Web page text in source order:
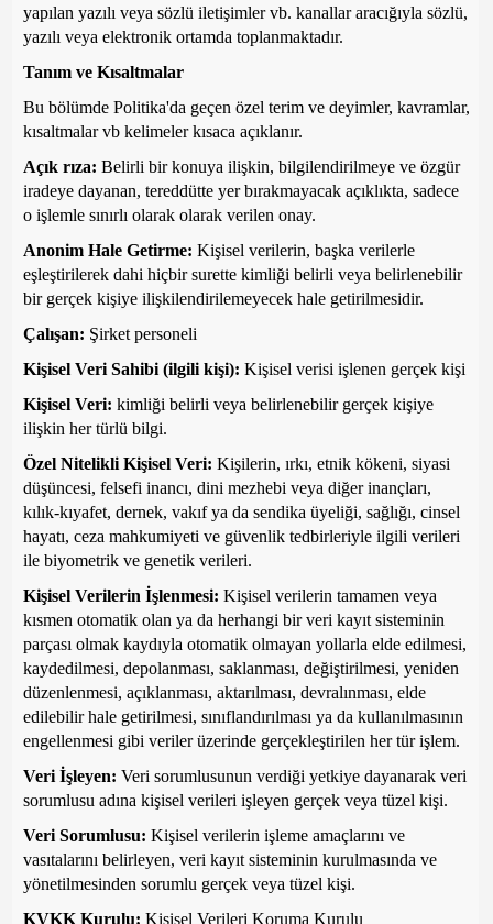
yapılan yazılı veya sözlü iletişimler vb. kanallar aracığıyla sözlü,
yazılı veya elektronik ortamda toplanmaktadır.
Tanım ve Kısaltmalar
Bu bölümde Politika'da geçen özel terim ve deyimler, kavramlar,
kısaltmalar vb kelimeler kısaca açıklanır.
Açık rıza: Belirli bir konuya ilişkin, bilgilendirilmeye ve özgür
iradeye dayanan, tereddütte yer bırakmayacak açıklıkta, sadece
o işlemle sınırlı olarak olarak verilen onay.
Anonim Hale Getirme: Kişisel verilerin, başka verilerle
eşleştirilerek dahi hiçbir surette kimliği belirli veya belirlenebilir
bir gerçek kişiye ilişkilendirilemeyecek hale getirilmesidir.
Çalışan: Şirket personeli
Kişisel Veri Sahibi (ilgili kişi): Kişisel verisi işlenen gerçek kişi
Kişisel Veri: kimliği belirli veya belirlenebilir gerçek kişiye
ilişkin her türlü bilgi.
Özel Nitelikli Kişisel Veri: Kişilerin, ırkı, etnik kökeni, siyasi
düşüncesi, felsefi inancı, dini mezhebi veya diğer inançları,
kılık-kıyafet, dernek, vakıf ya da sendika üyeliği, sağlığı, cinsel
hayatı, ceza mahkumiyeti ve güvenlik tedbirleriyle ilgili verileri
ile biyometrik ve genetik verileri.
Kişisel Verilerin İşlenmesi: Kişisel verilerin tamamen veya
kısmen otomatik olan ya da herhangi bir veri kayıt sisteminin
parçası olmak kaydıyla otomatik olmayan yollarla elde edilmesi,
kaydedilmesi, depolanması, saklanması, değiştirilmesi, yeniden
düzenlenmesi, açıklanması, aktarılması, devralınması, elde
edilebilir hale getirilmesi, sınıflandırılması ya da kullanılmasının
engellenmesi gibi veriler üzerinde gerçekleştirilen her tür işlem.
Veri İşleyen: Veri sorumlusunun verdiği yetkiye dayanarak veri
sorumlusu adına kişisel verileri işleyen gerçek veya tüzel kişi.
Veri Sorumlusu: Kişisel verilerin işleme amaçlarını ve
vasıtalarını belirleyen, veri kayıt sisteminin kurulmasında ve
yönetilmesinden sorumlu gerçek veya tüzel kişi.
KVKK Kurulu: Kişisel Verileri Koruma Kurulu